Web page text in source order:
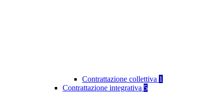
Contrattazione collettiva 1
Contrattazione integrativa 5